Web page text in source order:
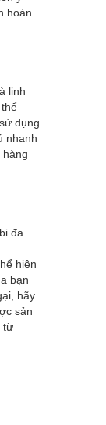
hoàn
linh
dụng
nhanh
hàng
đa
hiện
bạn
hãy
sản
từ